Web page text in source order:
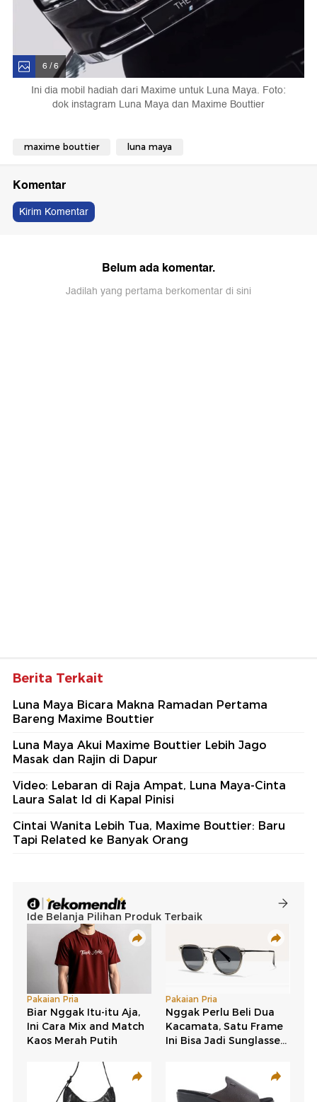
6 / 6
Ini dia mobil hadiah dari Maxime untuk Luna Maya. Foto:
dok instagram Luna Maya dan Maxime Bouttier
maxime bouttier luna maya
Komentar
Kirim Komentar
Belum ada komentar.
Jadilah yang pertama berkomentar di sini
Berita Terkait
Luna Maya Bicara Makna Ramadan Pertama
Bareng Maxime Bouttier
Luna Maya Akui Maxime Bouttier Lebih Jago
Masak dan Rajin di Dapur
Video: Lebaran di Raja Ampat, Luna Maya-Cinta
Laura Salat Id di Kapal Pinisi
Cintai Wanita Lebih Tua, Maxime Bouttier: Baru
Tapi Related ke Banyak Orang